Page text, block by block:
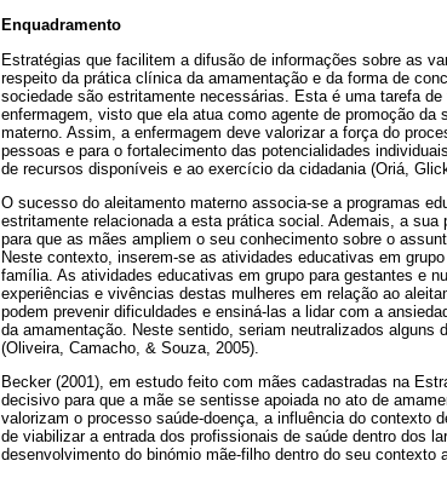
Enquadramento
Estratégias que facilitem a difusão de informações sobre as
respeito da prática clínica da amamentação e da forma de
sociedade são estritamente necessárias. Esta é uma tarefa
enfermagem, visto que ela atua como agente de promoção
materno. Assim, a enfermagem deve valorizar a força do
pessoas e para o fortalecimento das potencialidades
de recursos disponíveis e ao exercício da cidadania (Oriá,
O sucesso do aleitamento materno associa-se a programas
estritamente relacionada a esta prática social. Ademais, a
para que as mães ampliem o seu conhecimento sobre o
Neste contexto, inserem-se as atividades educativas em
família. As atividades educativas em grupo para gestantes e
experiências e vivências destas mulheres em relação ao
podem prevenir dificuldades e ensiná-las a lidar com a
da amamentação. Neste sentido, seriam neutralizados
(Oliveira, Camacho, & Souza, 2005).
Becker (2001), em estudo feito com mães cadastradas na
decisivo para que a mãe se sentisse apoiada no ato de
valorizam o processo saúde-doença, a influência do contexto
de viabilizar a entrada dos profissionais de saúde dentro dos
desenvolvimento do binómio mãe-filho dentro do seu contexto